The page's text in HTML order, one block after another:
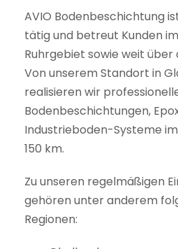
AVIO Bodenbeschichtung
tätig und betreut Kunden
Ruhrgebiet sowie weit über
Von unserem Standort in
realisieren wir
Bodenbeschichtungen,
Industrieboden-Systeme
150 km.
Zu unseren regelmäßigen
gehören unter anderem
Regionen: